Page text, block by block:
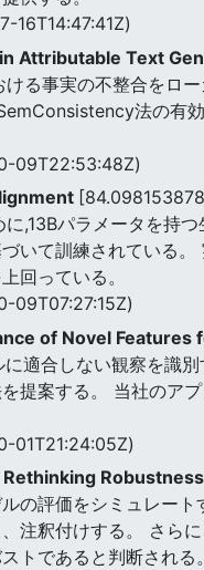
16T14:47:41Z)
Attributable Text
る事実の不整合をロ
法の有
09T22:53:48Z)
,13Bパラメータを持
いて訓練されている
回っている。
09T07:27:15Z)
of Novel Features
適合しない観察を識
提案する。 当社のア
01T21:24:05Z)
の評価をシミュレー
注釈付けする。 さら
トであると判断される。